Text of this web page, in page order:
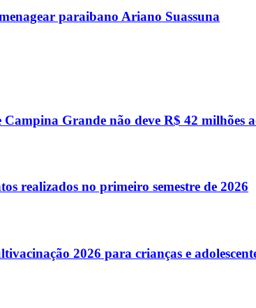
paraibano Ariano Suassuna
Grande não deve R$ 42 milhões
realizados no primeiro semestre de 2026
2026 para crianças e